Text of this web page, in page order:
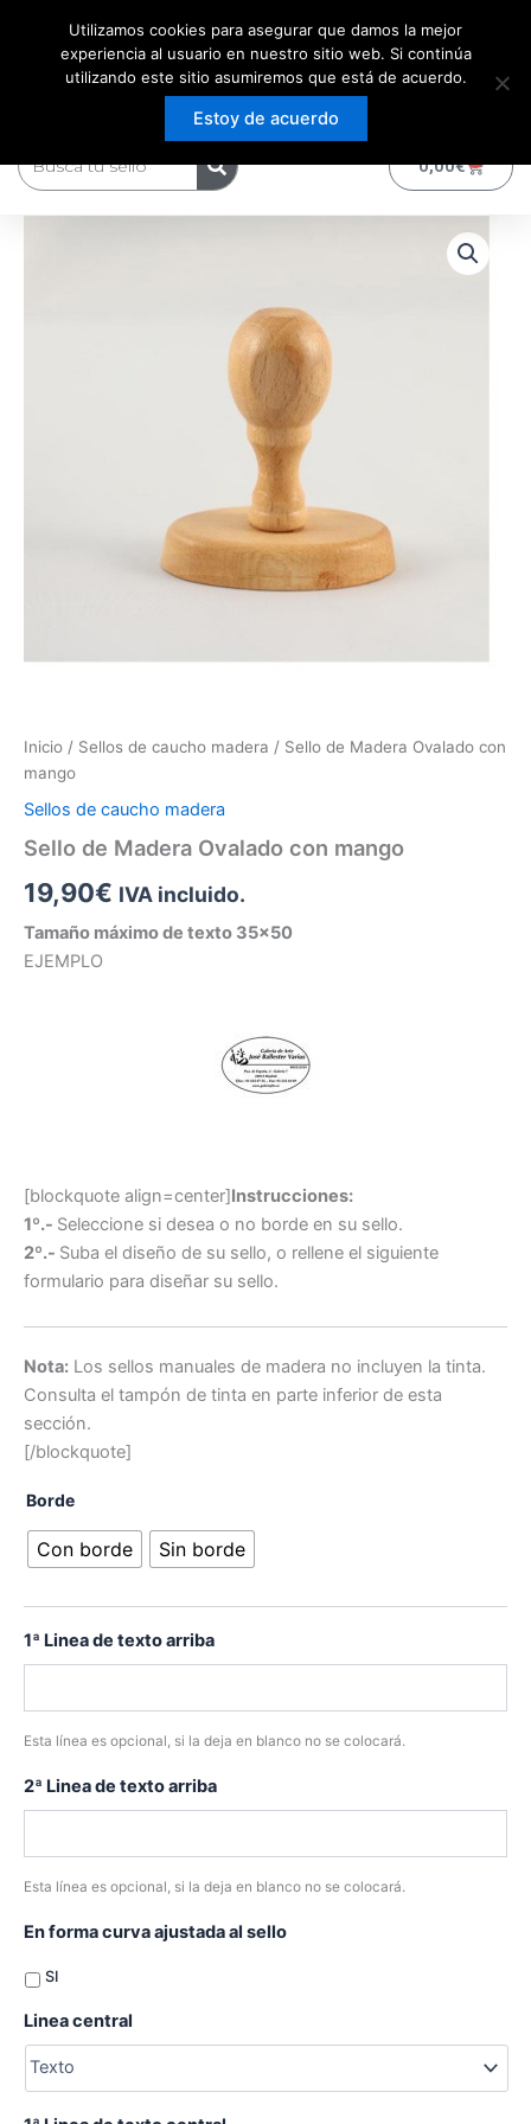
contenido
0,00€Carrito
Inicio / Sellos de caucho madera / Sello de Madera Ovalado con
mango
Sellos de caucho madera
Sello de Madera Ovalado con mango
19,90€ IVA incluido.
Tamaño máximo de texto 35×50
EJEMPLO
[blockquote align=center]Instrucciones:
1º.- Seleccione si desea o no borde en su sello.
2º.- Suba el diseño de su sello, o rellene el siguiente
formulario para diseñar su sello.
Nota: Los sellos manuales de madera no incluyen la tinta.
Consulta el tampón de tinta en parte inferior de esta
sección.
[/blockquote]
Borde
Con borde Sin borde
1ª Linea de texto arriba
Esta línea es opcional, si la deja en blanco no se colocará.
2ª Linea de texto arriba
Esta línea es opcional, si la deja en blanco no se colocará.
En forma curva ajustada al sello
SI
Linea central
Utilizamos cookies para asegurar que damos la mejor
experiencia al usuario en nuestro sitio web. Si continúa
utilizando este sitio asumiremos que está de acuerdo.
Estoy de acuerdo